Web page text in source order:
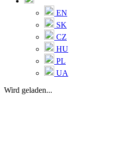
EN
SK
CZ
HU
PL
UA
Wird geladen...